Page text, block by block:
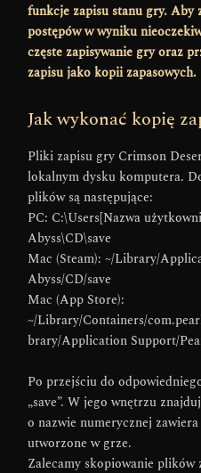
funkcje zapisu stanu gry. Aby
postępów w wyniku
częste zapisywanie gry oraz
zapisu jako kopii zapasowych.
Jak wykonać kopię
Pliki zapisu gry Crimson
lokalnym dysku komputera.
plików są następujące:
PC: C:\Users[Nazwa
Abyss\CD\save
Mac (Steam): ~/Library/
Abyss/CD/save
Mac (App Store):
~/Library/Containers/
brary/Application Support/
Po przejściu do
„save”. W jego wnętrzu
o nazwie numerycznej
utworzone w grze.
Zalecamy skopiowanie plików